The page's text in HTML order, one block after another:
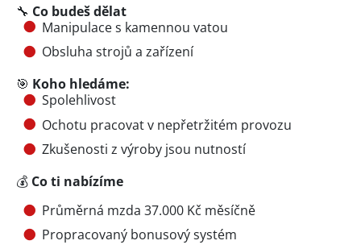
🔧 Co budeš dělat
Manipulace s kamennou vatou
Obsluha strojů a zařízení
🎯 Koho hledáme:
Spolehlivost
Ochotu pracovat v nepřetržitém provozu
Zkušenosti z výroby jsou nutností
💰 Co ti nabízíme
Průměrná mzda 37.000 Kč měsíčně
Propracovaný bonusový systém